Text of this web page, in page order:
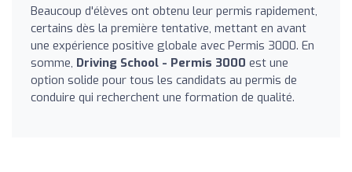
Beaucoup d'élèves ont obtenu leur permis rapidement,
certains dès la première tentative, mettant en avant
une expérience positive globale avec Permis 3000. En
somme, Driving School - Permis 3000 est une
option solide pour tous les candidats au permis de
conduire qui recherchent une formation de qualité.